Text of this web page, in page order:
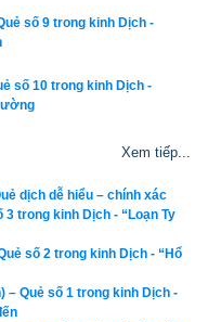
hay xấu?
số 9 trong kinh Dịch -
số 10 trong kinh Dịch -
Xem tiếp...
dịch dễ hiểu – chính xác
3 trong kinh Dịch - “Loạn Ty
số 2 trong kinh Dịch - “Hổ
– Quẻ số 1 trong kinh Dịch -